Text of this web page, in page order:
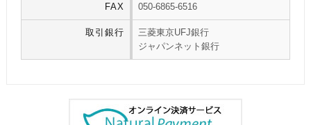
FAX 050-6865-6516
取引銀行
三菱東京UFJ銀行
ジャパンネット銀行